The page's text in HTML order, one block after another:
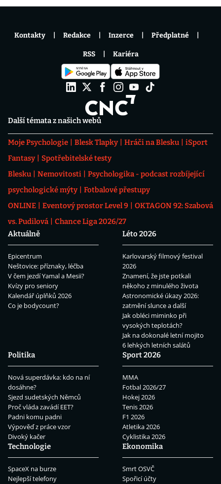
Další témata z našich webů
Moje Psychologie Blesk Tlapky Hráči na Blesku
iSport
Fantasy
Spotřebitelské testy
Blesku
Nemovitosti
Psychologika - podcast rozbíjející
psychologické mýty
Fotbalové přestupy
ONLINE
Eventový prostor Level 9
OKTAGON 92: Szabová
vs. Pudilová
Chance Liga 2026/27
Aktuálně
Epicentrum
Neštovice: příznaky, léčba
V čem jezdí Yamal a Mesii?
Kvízy pro seniory
Kalendář úplňků 2026
Co je bodycount?
Léto 2026
Karlovarský filmový festival
2026
Znamení, že jste potkali
někoho z minulého života
Astronomické úkazy 2026:
zatmění slunce a další
Jak obléci miminko při
vysokých teplotách?
Jak na dokonalé letní mojito
6 lehkých letních salátů
Politika
Nová superdávka: kdo na ní
dosáhne?
Sjezd sudetských Němců
Proč vláda zavádí EET?
Padni komu padni
Výpověď z práce vzor
Divoký kačer
Sport 2026
MMA
Fotbal 2026/27
Hokej 2026
Tenis 2026
F1 2026
Atletika 2026
Cyklistika 2026
Technologie
SpaceX na burze
Nejlepší telefony
Ekonomika
Smrt OSVČ
Spořicí účty
Kontakty Redakce Inzerce Předplatné
RSS Kariéra